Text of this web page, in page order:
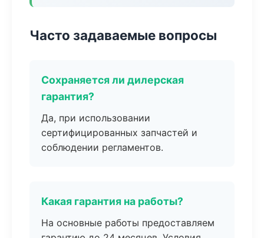
Часто задаваемые вопросы
Сохраняется ли дилерская
гарантия?
Да, при использовании
сертифицированных запчастей и
соблюдении регламентов.
Какая гарантия на работы?
На основные работы предоставляем